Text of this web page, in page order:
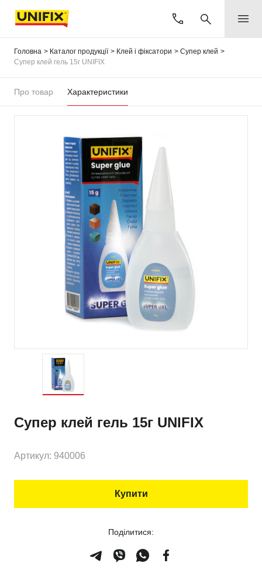
Головна Каталог продукції Клей і фіксатори
Супер клей
Супер клей гель 15г UNIFIX
Про товар Характеристики
Супер клей гель 15г UNIFIX
Артикул: 940006
Купити
Поділитися: